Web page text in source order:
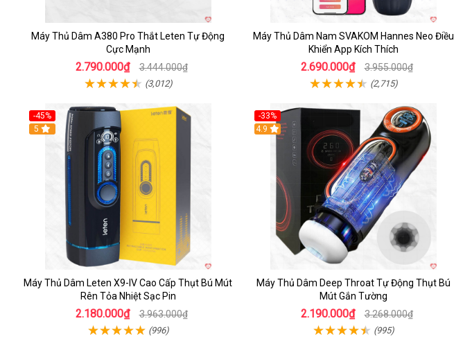
Máy Thủ Dâm A380 Pro Thắt Leten Tự Động
Cực Mạnh
2.790.000₫ 3.444.000₫
(3,012)
Máy Thủ Dâm Nam SVAKOM Hannes Neo Điều
Khiển App Kích Thích
2.690.000₫ 3.955.000₫
(2,715)
-45%
Hot
5
Máy Thủ Dâm Leten X9-IV Cao Cấp Thụt Bú Mút
Rên Tỏa Nhiệt Sạc Pin
2.180.000₫ 3.963.000₫
(996)
-33%
Hot
4.9
Máy Thủ Dâm Deep Throat Tự Động Thụt Bú
Mút Gắn Tường
2.190.000₫ 3.268.000₫
(995)